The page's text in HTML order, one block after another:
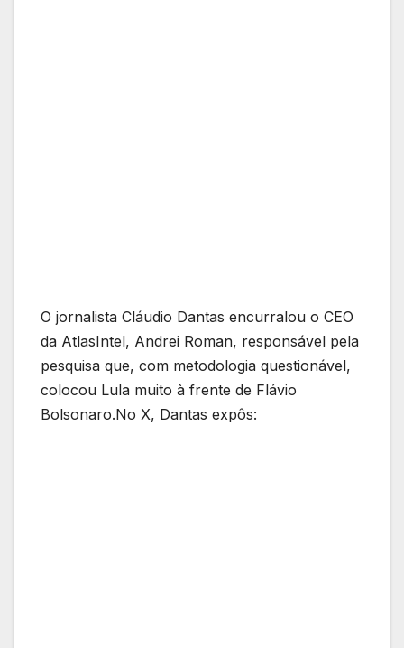
O jornalista Cláudio Dantas encurralou o CEO
da AtlasIntel, Andrei Roman, responsável pela
pesquisa que, com metodologia questionável,
colocou Lula muito à frente de Flávio
Bolsonaro.No X, Dantas expôs: